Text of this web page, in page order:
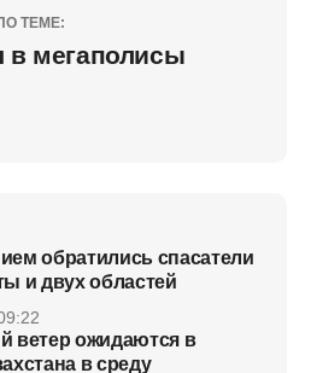
ТЕМЕ:
в мегаполисы
обратились спасатели
и двух областей
ветер ожидаются в
в среду